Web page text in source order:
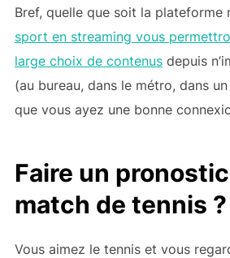
Bref, quelle que soit la plateforme
sport en streaming vous
large choix de contenusdepuis
(au bureau, dans le métro, dans
que vous ayez une bonne
Faire un
match de tennis ?
Vous aimez le tennis et vous